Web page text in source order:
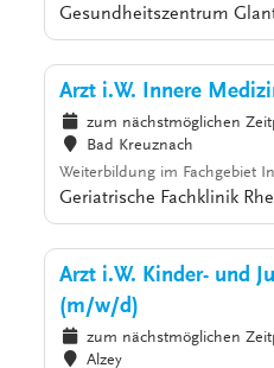
Gesundheitszentrum
Arzt i.W. Innere
zum nächstmöglichen
Bad Kreuznach
Weiterbildung im Fachgebiet
Geriatrische Fachklinik
Arzt i.W. Kinder- und
(m/w/d)
zum nächstmöglichen
Alzey